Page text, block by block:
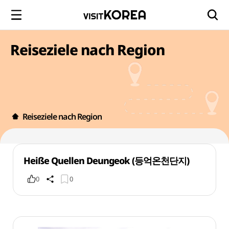
Reiseziele nach Region
Reiseziele nach Region
Heiße Quellen Deungeok (등억온천단지)
0 0